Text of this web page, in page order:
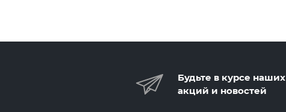
Будьте в курсе наших
акций и новостей